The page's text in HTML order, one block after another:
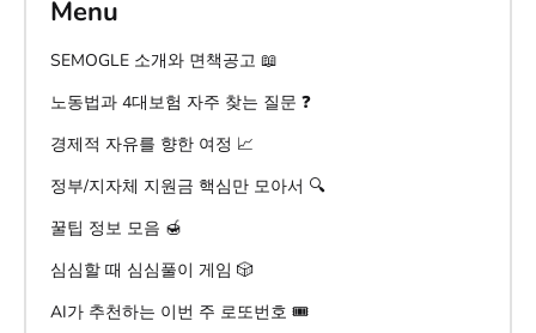
Menu
SEMOGLE 소개와 면책공고 📖
노동법과 4대보험 자주 찾는 질문 ❓
경제적 자유를 향한 여정 📈
정부/지자체 지원금 핵심만 모아서 🔍
꿀팁 정보 모음 🍯
심심할 때 심심풀이 게임 🎲
AI가 추천하는 이번 주 로또번호 🎟️